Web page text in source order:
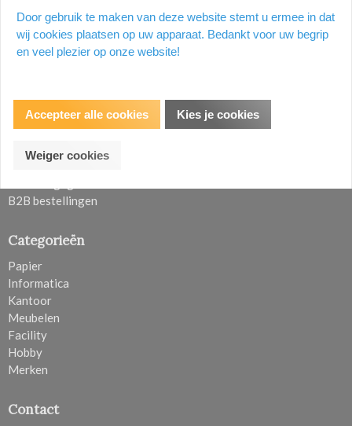
Categorieën
Papier
Informatica
Kantoor
Meubelen
Facility
Hobby
Merken
Menu
Algemene voorwaarden
Contact
Verzenden en retouren
Privacy Policy
Klachten
B2B bestellingen
Contact
Door gebruik te maken van deze website stemt u ermee in dat
wij cookies plaatsen op uw apparaat. Bedankt voor uw begrip
en veel plezier op onze website!
Accepteer alle cookies Kies je cookies
Weiger cookies